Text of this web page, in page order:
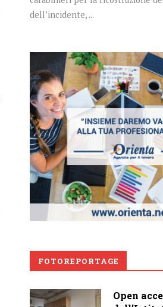
dell’incidente, ...
FOTOREPORTAGE
Open